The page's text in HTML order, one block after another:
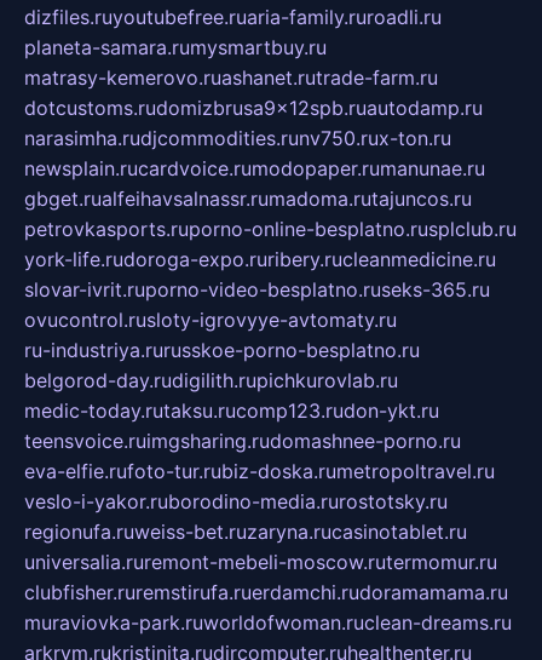
dizfiles.ruyoutubefree.ruaria-family.ruroadli.ru
planeta-samara.rumysmartbuy.ru
matrasy-kemerovo.ruashanet.rutrade-farm.ru
dotcustoms.rudomizbrusa9x12spb.ruautodamp.ru
narasimha.rudjcommodities.runv750.rux-ton.ru
newsplain.rucardvoice.rumodopaper.rumanunae.ru
gbget.rualfeihavsalnassr.rumadoma.rutajuncos.ru
petrovkasports.ruporno-online-besplatno.rusplclub.ru
york-life.rudoroga-expo.ruribery.rucleanmedicine.ru
slovar-ivrit.ruporno-video-besplatno.ruseks-365.ru
ovucontrol.rusloty-igrovyye-avtomaty.ru
ru-industriya.rurusskoe-porno-besplatno.ru
belgorod-day.rudigilith.rupichkurovlab.ru
medic-today.rutaksu.rucomp123.rudon-ykt.ru
teensvoice.ruimgsharing.rudomashnee-porno.ru
eva-elfie.rufoto-tur.rubiz-doska.rumetropoltravel.ru
veslo-i-yakor.ruborodino-media.rurostotsky.ru
regionufa.ruweiss-bet.ruzaryna.rucasinotablet.ru
universalia.ruremont-mebeli-moscow.rutermomur.ru
clubfisher.ruremstirufa.ruerdamchi.rudoramamama.ru
muraviovka-park.ruworldofwoman.ruclean-dreams.ru
arkrym.rukristinita.rudircomputer.ruhealthenter.ru